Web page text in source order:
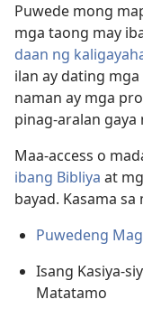
Puwede mong
mga taong may
daan ng
ilan ay dating
naman ay mga
pinag-aralan
Maa-access o
ibang Bibliya at
bayad. Kasama
Puwedeng
Isang Kasiya-
Matatamo